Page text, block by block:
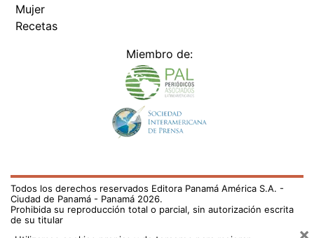
Mujer
Recetas
Miembro de:
Todos los derechos reservados Editora Panamá América S.A. -
Ciudad de Panamá - Panamá 2026.
Prohibida su reproducción total o parcial, sin autorización escrita
de su titular
×